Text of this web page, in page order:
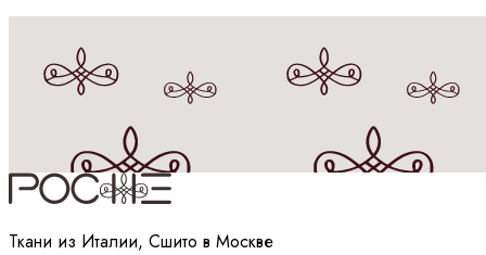
Принимаюполитикуобработки данных
Ткани из Италии, Сшито в Москве